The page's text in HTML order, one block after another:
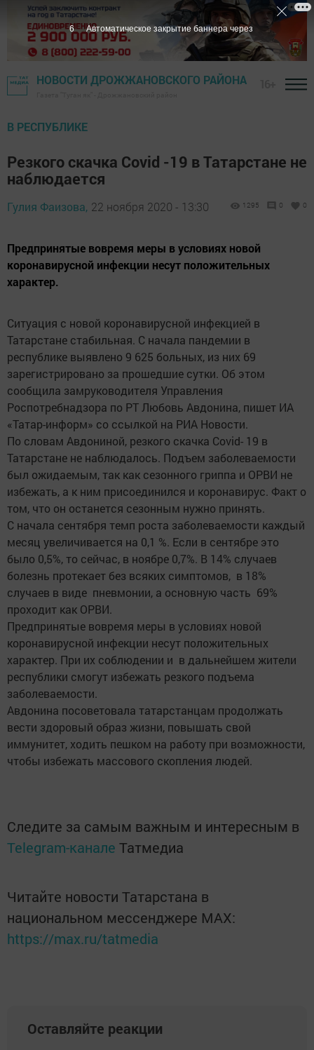
НОВОСТИ ДРОЖЖАНОВСКОГО РАЙОНА
В РЕСПУБЛИКЕ
Резкого скачка Covid -19 в Татарстане не
наблюдается
Гулия Фаизова, 22 ноября 2020 - 13:30 1295 0 0
Предпринятые вовремя меры в условиях новой
коронавирусной инфекции несут положительных
характер.
Ситуация с новой коронавирусной инфекцией в
Татарстане стабильная. С начала пандемии в
республике выявлено 9 625 больных, из них 69
зарегистрировано за прошедшие сутки. Об этом
сообщила замруководителя Управления
Роспотребнадзора по РТ Любовь Авдонина, пишет ИА
«Татар-информ» со ссылкой на РИА Новости.
По словам Авдониной, резкого скачка Covid- 19 в
Татарстане не наблюдалось. Подъем заболеваемости
был ожидаемым, так как сезонного гриппа и ОРВИ не
избежать, а к ним присоединился и коронавирус. Факт о
том, что он останется сезонным нужно принять.
С начала сентября темп роста заболеваемости каждый
месяц увеличивается на 0,1 %. Если в сентябре это
было 0,5%, то сейчас, в ноябре 0,7%. В 14% случаев
болезнь протекает без всяких симптомов, в 18%
случаев в виде пневмонии, а основную часть 69%
проходит как ОРВИ.
Предпринятые вовремя меры в условиях новой
коронавирусной инфекции несут положительных
характер. При их соблюдении и в дальнейшем жители
республики смогут избежать резкого подъема
заболеваемости.
Авдонина посоветовала татарстанцам продолжать
вести здоровый образ жизни, повышать свой
иммунитет, ходить пешком на работу при возможности,
чтобы избежать массового скопления людей.
Следите за самым важным и интересным в
Telegram-канале Татмедиа
Читайте новости Татарстана в
национальном мессенджере MАХ:
https://max.ru/tatmedia
Оставляйте реакции
5 Автоматическое закрытие баннера через